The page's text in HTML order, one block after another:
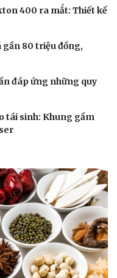
400 ra mắt: Thiết kế
80 triệu đồng,
đáp ứng những quy
tái sinh: Khung gầm